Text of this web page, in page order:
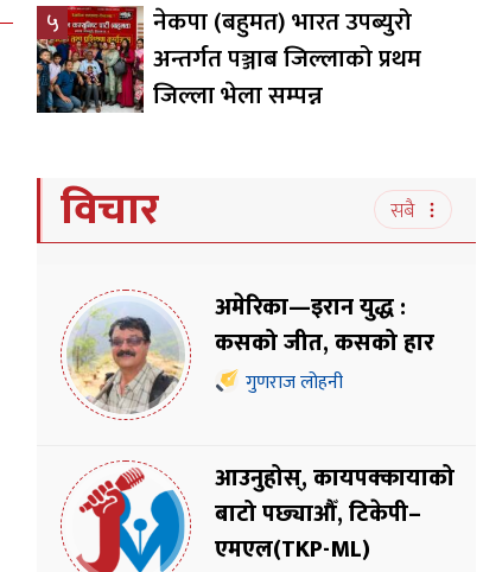
५
नेकपा (बहुमत) भारत उपब्युरो
अन्तर्गत पञ्जाब जिल्लाको प्रथम
जिल्ला भेला सम्पन्न
विचार सबै
अमेरिका—इरान युद्ध :
कसको जीत, कसको हार
गुणराज लोहनी
आउनुहोस्, कायपक्कायाको
बाटो पछ्याऔँ, टिकेपी–
एमएल(TKP-ML)